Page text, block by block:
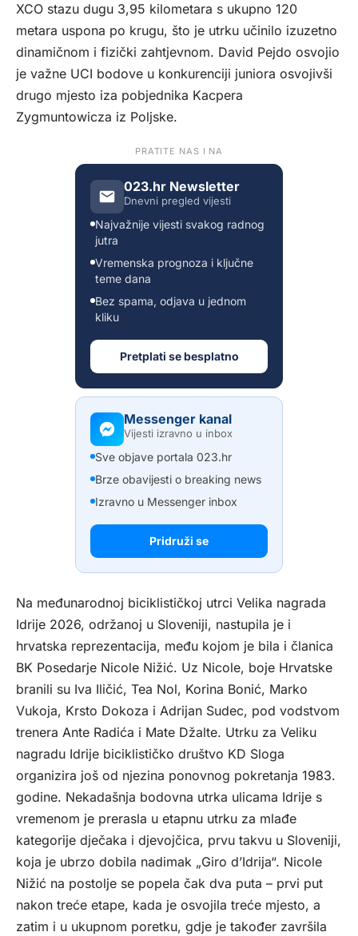
XCO stazu dugu 3,95 kilometara s ukupno 120
metara uspona po krugu, što je utrku učinilo izuzetno
dinamičnom i fizički zahtjevnom. David Pejdo osvojio
je važne UCI bodove u konkurenciji juniora osvojivši
drugo mjesto iza pobjednika Kacpera
Zygmuntowicza iz Poljske.
PRATITE NAS I NA
023.hr Newsletter
Dnevni pregled vijesti
Najvažnije vijesti svakog radnog
jutra
Vremenska prognoza i ključne
teme dana
Bez spama, odjava u jednom
kliku
Pretplati se besplatno
Messenger kanal
Vijesti izravno u inbox
Sve objave portala 023.hr
Brze obavijesti o breaking news
Izravno u Messenger inbox
Pridruži se
Na međunarodnoj biciklističkoj utrci Velika nagrada
Idrije 2026, održanoj u Sloveniji, nastupila je i
hrvatska reprezentacija, među kojom je bila i članica
BK Posedarje Nicole Nižić. Uz Nicole, boje Hrvatske
branili su Iva Iličić, Tea Nol, Korina Bonić, Marko
Vukoja, Krsto Dokoza i Adrijan Sudec, pod vodstvom
trenera Ante Radića i Mate Džalte. Utrku za Veliku
nagradu Idrije biciklističko društvo KD Sloga
organizira još od njezina ponovnog pokretanja 1983.
godine. Nekadašnja bodovna utrka ulicama Idrije s
vremenom je prerasla u etapnu utrku za mlađe
kategorije dječaka i djevojčica, prvu takvu u Sloveniji,
koja je ubrzo dobila nadimak „Giro d’Idrija“. Nicole
Nižić na postolje se popela čak dva puta – prvi put
nakon treće etape, kada je osvojila treće mjesto, a
zatim i u ukupnom poretku, gdje je također završila